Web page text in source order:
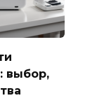
выбор,